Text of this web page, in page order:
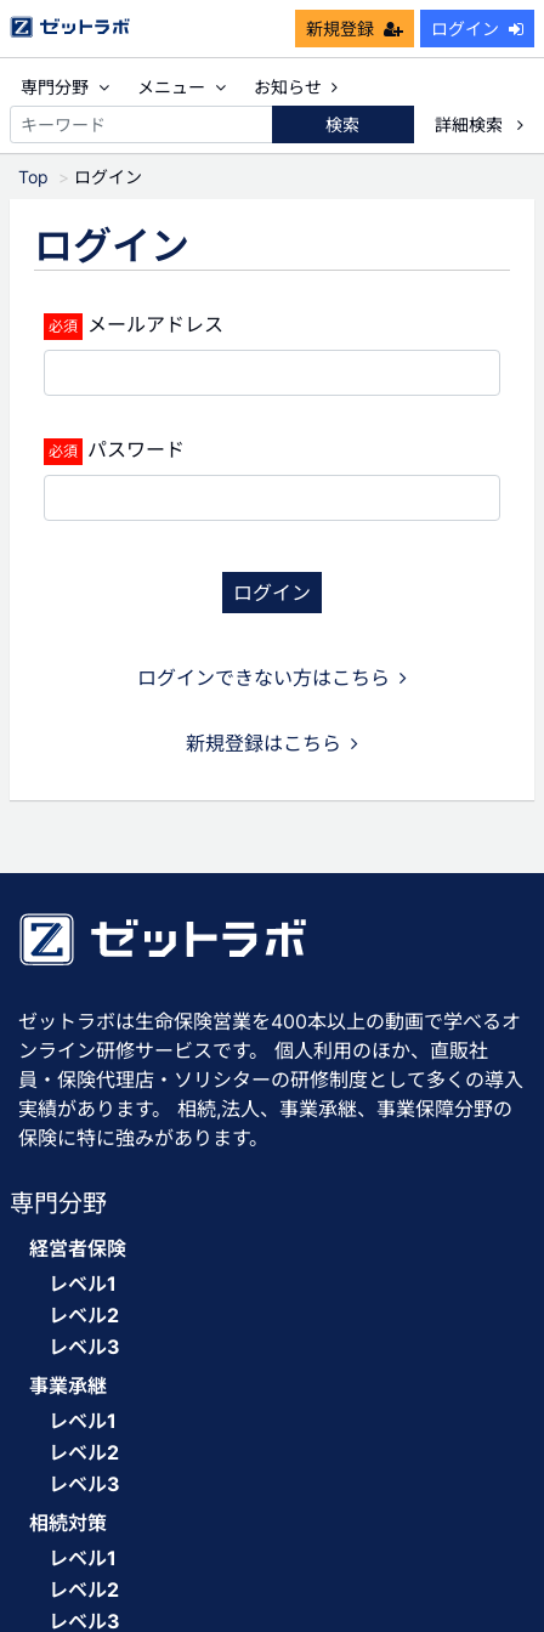
新規登録 ログイン
専門分野 メニュー
お知らせ
検索
詳細検索
Top ログイン
ログイン
メールアドレス
パスワード
ログイン
ログインできない方はこちら
新規登録はこちら
ゼットラボは生命保険営業を400本以上の動画で学べるオ
ンライン研修サービスです。 個人利用のほか、直販社
員・保険代理店・ソリシターの研修制度として多くの導入
実績があります。 相続,法人、事業承継、事業保障分野の
保険に特に強みがあります。
専門分野
経営者保険
レベル1
レベル2
レベル3
事業承継
レベル1
レベル2
レベル3
相続対策
レベル1
レベル2
レベル3